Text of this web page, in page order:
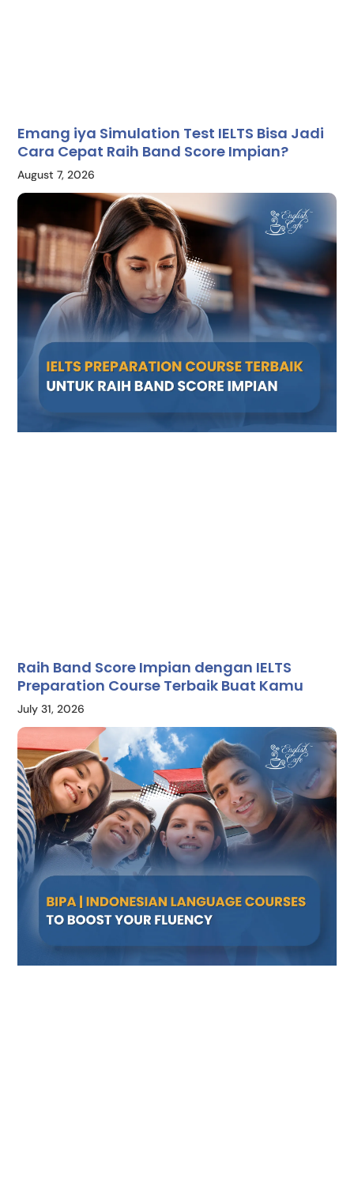
Emang iya Simulation Test IELTS Bisa Jadi
Cara Cepat Raih Band Score Impian?
August 7, 2026
Raih Band Score Impian dengan IELTS
Preparation Course Terbaik Buat Kamu
July 31, 2026